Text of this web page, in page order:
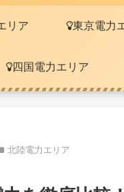
リア 東京電力
四国電力エリア
北陸電力エリア